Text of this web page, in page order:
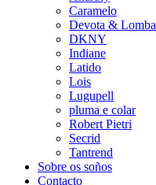
Caramelo
Devota & Lomba
DKNY
Indiane
Latido
Lois
Lugupell
pluma e colar
Robert Pietri
Secrid
Tantrend
Sobre os soños
Contacto